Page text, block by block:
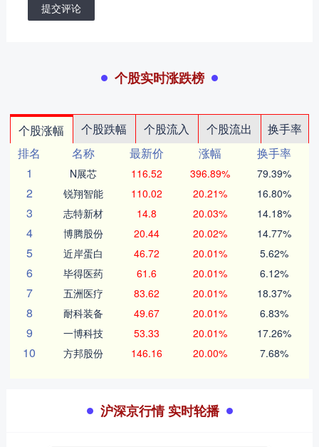
提交评论
个股实时涨跌榜
个股涨幅 个股跌幅 个股流入 个股流出
换手率
排名
名称 最新价 涨幅
换手率
1
N展芯 116.52 396.89% 79.39%
2 锐翔智能 110.02 20.21% 16.80%
3 志特新材 14.8 20.03% 14.18%
4 博腾股份 20.44 20.02% 14.77%
5 近岸蛋白 46.72 20.01% 5.62%
6 毕得医药 61.6 20.01% 6.12%
7 五洲医疗 83.62 20.01% 18.37%
8 耐科装备 49.67 20.01% 6.83%
9 一博科技 53.33 20.01% 17.26%
10 方邦股份 146.16 20.00% 7.68%
沪深京行情 实时轮播